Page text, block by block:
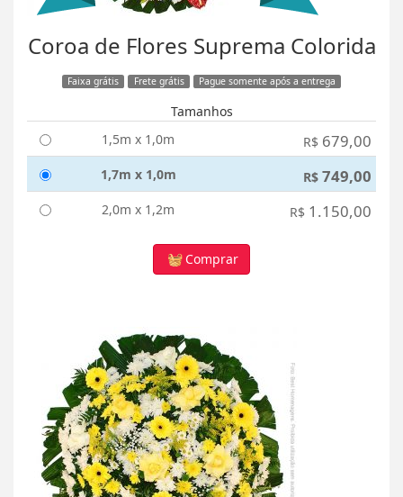
Coroa de Flores Suprema Colorida
Faixa grátis Frete grátis Pague somente após a entrega
Tamanhos
1,5m x 1,0m
R$ 679,00
1,7m x 1,0m R$ 749,00
2,0m x 1,2m R$ 1.150,00
Comprar